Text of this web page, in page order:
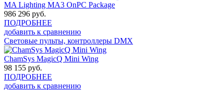
MA Lighting MA3 OnPC Package
986 296 руб.
ПОДРОБНЕЕ
добавить к сравнению
Световые пульты, контроллеры DMX
ChamSys MagicQ Mini Wing
98 155 руб.
ПОДРОБНЕЕ
добавить к сравнению